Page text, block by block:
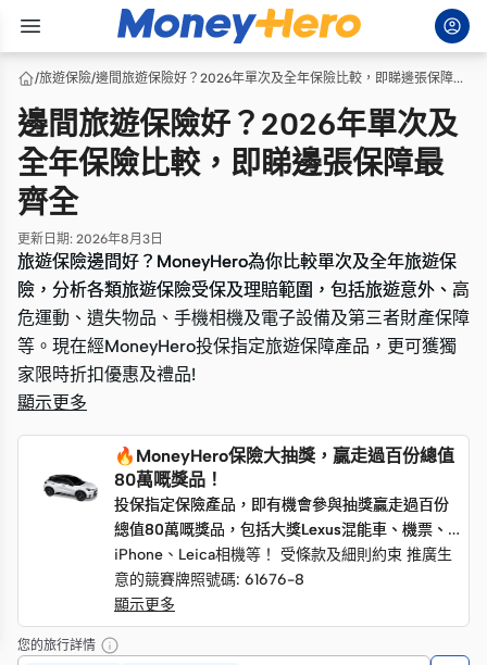
/旅遊保險/ 邊間旅遊保險好？2026年單次及全年保險比較，即睇邊張保障最齊全
邊間旅遊保險好？2026年單次及
全年保險比較，即睇邊張保障最
齊全
更新日期: 2026年8月3日
旅遊保險邊間好？MoneyHero為你比較單次及全年旅遊保
險，分析各類旅遊保險受保及理賠範圍，包括旅遊意外、高
危運動、遺失物品、手機相機及電子設備及第三者財產保障
等。現在經MoneyHero投保指定旅遊保障產品，更可獲獨
家限時折扣優惠及禮品!
旅遊保險邊間好？MoneyHero為你比較單次及全年旅遊保
險，分析各類旅遊保險受保及理賠範圍，包括旅遊意外、高
危運動、遺失物品、手機相機及電子設備及第三者財產保障
等。現在經MoneyHero投保指定旅遊保障產品，更可獲獨
家限時折扣優惠及禮品!
顯示更多
🔥MoneyHero保險大抽獎，贏走過百份總值
80萬嘅獎品！
投保指定保險產品，即有機會參與抽獎贏走過百份
總值80萬嘅獎品，包括大獎Lexus混能車、機票、
iPhone、Leica相機等！ 受條款及細則約束 推廣生
意的競賽牌照號碼: 61676-8
投保指定保險產品，即有機會參與抽獎贏走過百份
總值80萬嘅獎品，包括大獎Lexus混能車、機票、
iPhone、Leica相機等！ 受條款及細則約束 推廣生
意的競賽牌照號碼: 61676-8
顯示更多
您的旅行詳情